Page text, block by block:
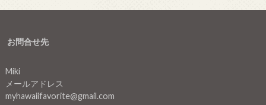
お問合せ先
Miki
メールアドレス
myhawaiifavorite@gmail.com